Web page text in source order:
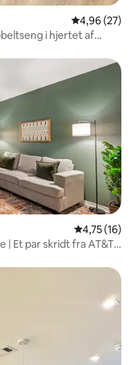
4,96 ud af 5 i
4,96 (27)
i hjertet af
4,75 ud af 5
4,75 (16)
| Et par skridt fra AT&T